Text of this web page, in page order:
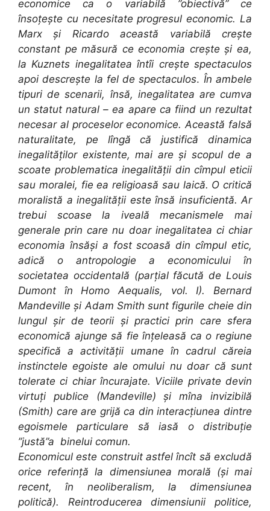
economice ca o variabilă ”obiectivă” ce
însoțește cu necesitate progresul economic. La
Marx și Ricardo această variabilă crește
constant pe măsură ce economia crește și ea,
la Kuznets inegalitatea întîi crește spectaculos
apoi descrește la fel de spectaculos. În ambele
tipuri de scenarii, însă, inegalitatea are cumva
un statut natural – ea apare ca fiind un rezultat
necesar al proceselor economice. Această falsă
naturalitate, pe lîngă că justifică dinamica
inegalităților existente, mai are și scopul de a
scoate problematica inegalității din cîmpul eticii
sau moralei, fie ea religioasă sau laică. O critică
moralistă a inegalității este însă insuficientă. Ar
trebui scoase la iveală mecanismele mai
generale prin care nu doar inegalitatea ci chiar
economia însăși a fost scoasă din cîmpul etic,
adică o antropologie a economicului în
societatea occidentală (parțial făcută de Louis
Dumont în Homo Aequalis, vol. I). Bernard
Mandeville și Adam Smith sunt figurile cheie din
lungul șir de teorii și practici prin care sfera
economică ajunge să fie înțeleasă ca o regiune
specifică a activității umane în cadrul căreia
instinctele egoiste ale omului nu doar că sunt
tolerate ci chiar încurajate. Viciile private devin
virtuți publice (Mandeville) și mîna invizibilă
(Smith) care are grijă ca din interacțiunea dintre
egoismele particulare să iasă o distribuție
”justă”a binelui comun.
Economicul este construit astfel încît să excludă
orice referință la dimensiunea morală (și mai
recent, în neoliberalism, la dimensiunea
politică). Reintroducerea dimensiunii politice,